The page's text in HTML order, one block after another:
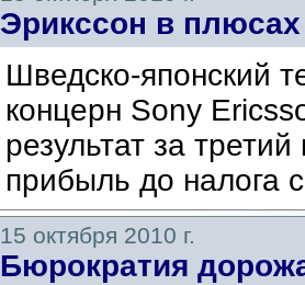
Эрикссон в плюсах
Шведско-японский
концерн Sony
результат за
прибыль до налога
15 октября 2010 г.
Бюрократия